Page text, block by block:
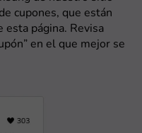
cupones, que están
esta página. Revisa
en el que mejor se